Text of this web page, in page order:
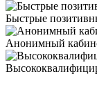
Быстрые
Анонимный